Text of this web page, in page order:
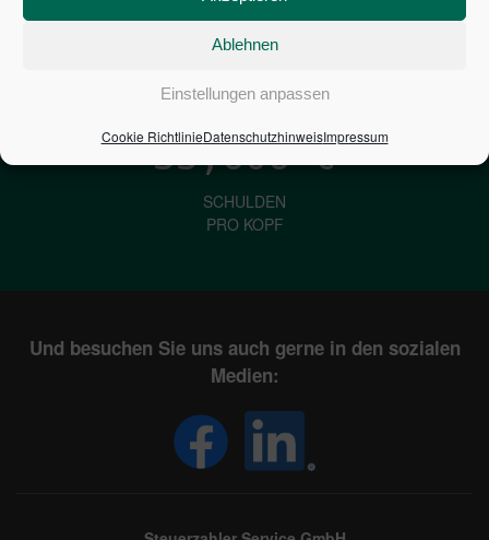
Ablehnen
Einstellungen anpassen
Cookie RichtlinieDatenschutzhinweisImpressum
STAATSVERSCHULDUNG
33,606€
SCHULDEN
PRO KOPF
Und besuchen Sie uns auch gerne in den sozialen
Medien: